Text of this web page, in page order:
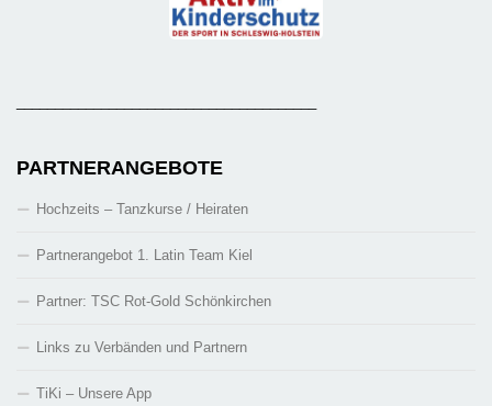
PARTNERANGEBOTE
Hochzeits – Tanzkurse / Heiraten
Partnerangebot 1. Latin Team Kiel
Partner: TSC Rot-Gold Schönkirchen
Links zu Verbänden und Partnern
TiKi – Unsere App